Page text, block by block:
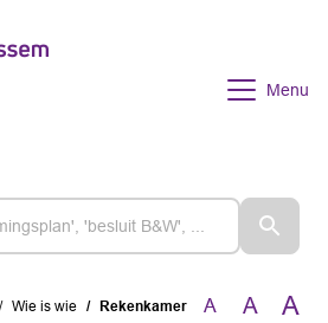
Menu
Wie is wie Rekenkamer A A A